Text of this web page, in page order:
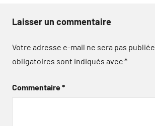
Laisser un commentaire
Votre adresse e-mail ne sera pas publiée.
obligatoires sont indiqués avec*
Commentaire*